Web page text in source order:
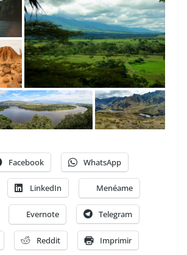
Facebook WhatsApp
LinkedIn Menéame
Evernote Telegram
Reddit Imprimir